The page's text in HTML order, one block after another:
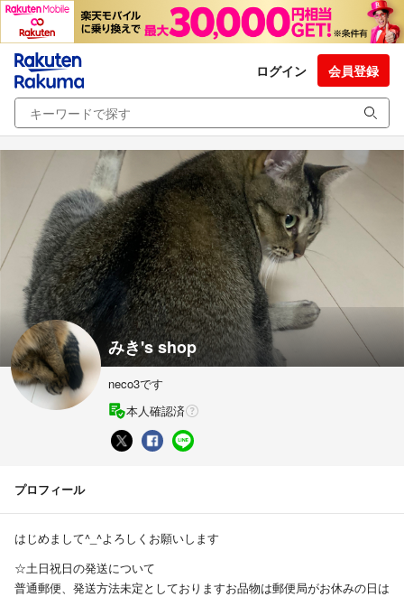
ログイン 会員登録
みき's shop
neco3です
本人確認済
プロフィール
はじめまして^_^よろしくお願いします
☆土日祝日の発送について
普通郵便、発送方法未定としておりますお品物は郵便局がお休みの日は